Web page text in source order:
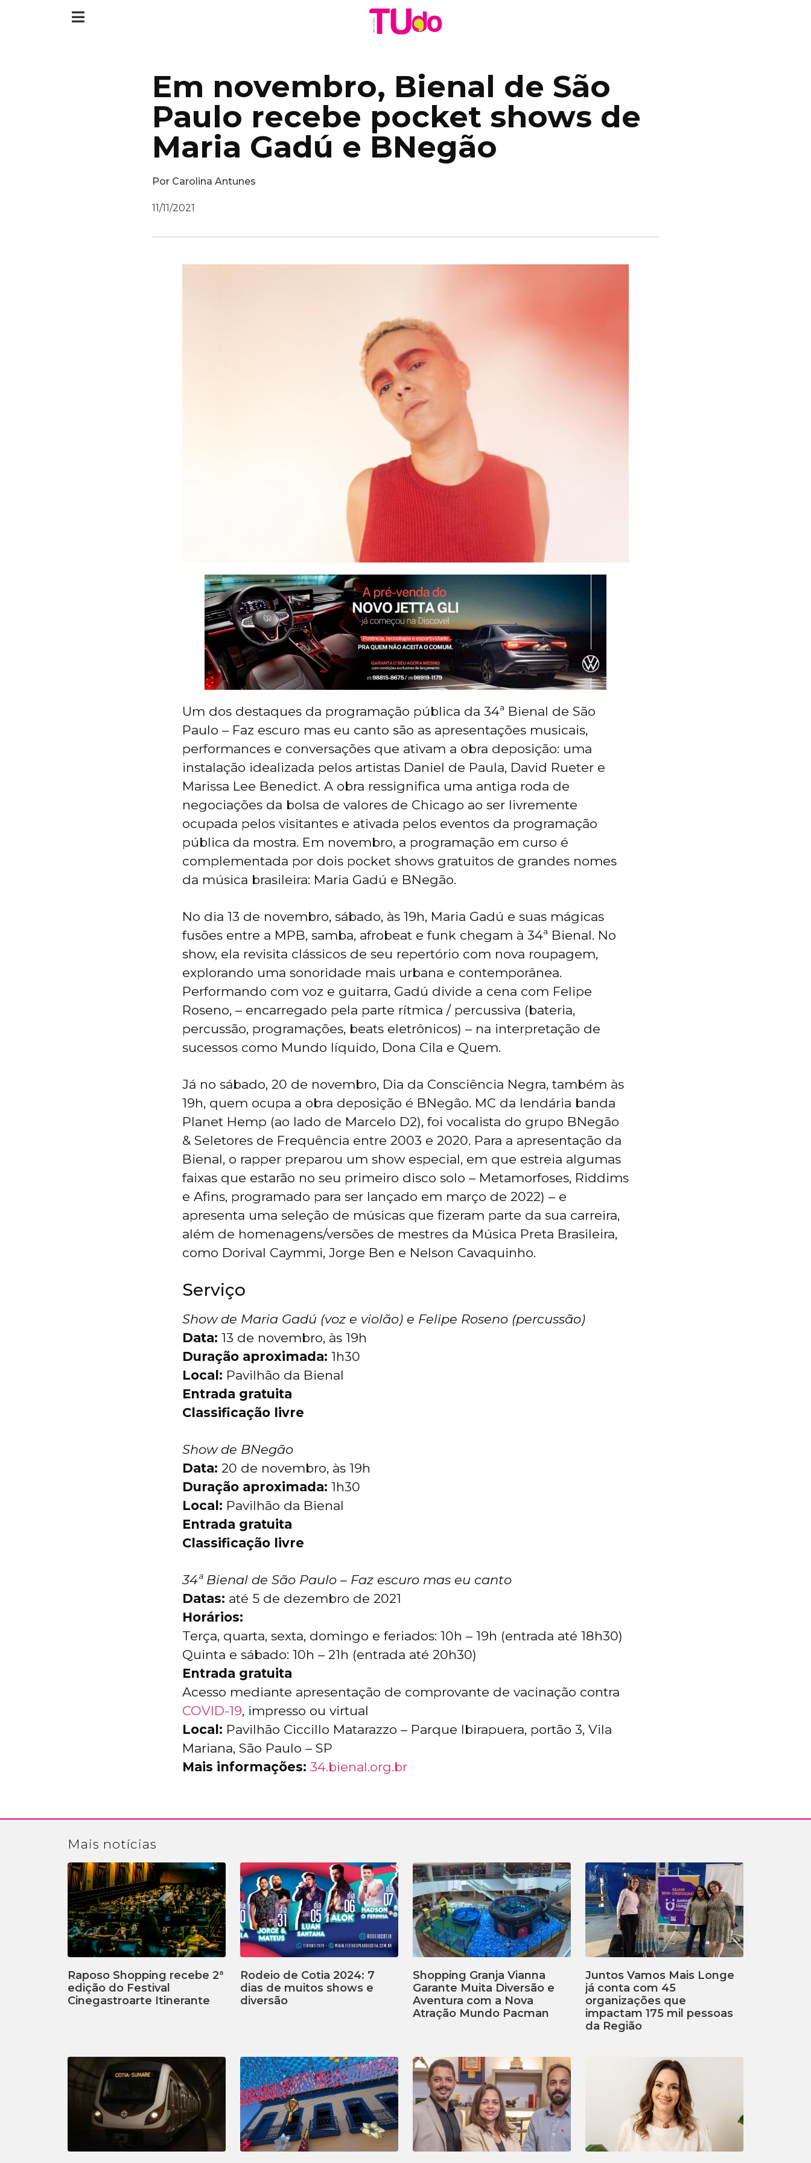
Em novembro, Bienal de São
Paulo recebe pocket shows de
Maria Gadú e BNegão
Por Carolina Antunes
11/11/2021
Um dos destaques da programação pública da 34ª Bienal de São
Paulo – Faz escuro mas eu canto são as apresentações musicais,
performances e conversações que ativam a obra deposição: uma
instalação idealizada pelos artistas Daniel de Paula, David Rueter e
Marissa Lee Benedict. A obra ressignifica uma antiga roda de
negociações da bolsa de valores de Chicago ao ser livremente
ocupada pelos visitantes e ativada pelos eventos da programação
pública da mostra. Em novembro, a programação em curso é
complementada por dois pocket shows gratuitos de grandes nomes
da música brasileira: Maria Gadú e BNegão.
No dia 13 de novembro, sábado, às 19h, Maria Gadú e suas mágicas
fusões entre a MPB, samba, afrobeat e funk chegam à 34ª Bienal. No
show, ela revisita clássicos de seu repertório com nova roupagem,
explorando uma sonoridade mais urbana e contemporânea.
Performando com voz e guitarra, Gadú divide a cena com Felipe
Roseno, – encarregado pela parte rítmica / percussiva (bateria,
percussão, programações, beats eletrônicos) – na interpretação de
sucessos como Mundo líquido, Dona Cila e Quem.
Já no sábado, 20 de novembro, Dia da Consciência Negra, também às
19h, quem ocupa a obra deposição é BNegão. MC da lendária banda
Planet Hemp (ao lado de Marcelo D2), foi vocalista do grupo BNegão
& Seletores de Frequência entre 2003 e 2020. Para a apresentação da
Bienal, o rapper preparou um show especial, em que estreia algumas
faixas que estarão no seu primeiro disco solo – Metamorfoses, Riddims
e Afins, programado para ser lançado em março de 2022) – e
apresenta uma seleção de músicas que fizeram parte da sua carreira,
além de homenagens/versões de mestres da Música Preta Brasileira,
como Dorival Caymmi, Jorge Ben e Nelson Cavaquinho.
Serviço
Show de Maria Gadú (voz e violão) e Felipe Roseno (percussão)
Data: 13 de novembro, às 19h
Duração aproximada: 1h30
Local: Pavilhão da Bienal
Entrada gratuita
Classificação livre
Show de BNegão
Data: 20 de novembro, às 19h
Duração aproximada: 1h30
Local: Pavilhão da Bienal
Entrada gratuita
Classificação livre
34ª Bienal de São Paulo – Faz escuro mas eu canto
Datas: até 5 de dezembro de 2021
Horários:
Terça, quarta, sexta, domingo e feriados: 10h – 19h (entrada até 18h30)
Quinta e sábado: 10h – 21h (entrada até 20h30)
Entrada gratuita
Acesso mediante apresentação de comprovante de vacinação contra
COVID-19, impresso ou virtual
Local: Pavilhão Ciccillo Matarazzo – Parque Ibirapuera, portão 3, Vila
Mariana, São Paulo – SP
Mais informações: 34.bienal.org.br
Mais notícias
Raposo Shopping recebe 2ª
edição do Festival
Cinegastroarte Itinerante
Rodeio de Cotia 2024: 7
dias de muitos shows e
diversão
Shopping Granja Vianna
Garante Muita Diversão e
Aventura com a Nova
Atração Mundo Pacman
Juntos Vamos Mais Longe
já conta com 45
organizações que
impactam 175 mil pessoas
da Região